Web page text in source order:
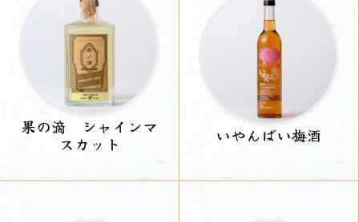
果の滴 シャインマ
スカット
いやんばい梅酒